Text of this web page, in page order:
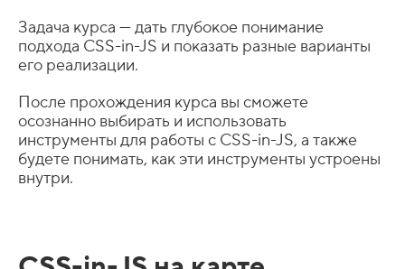
Задача курса — дать глубокое понимание
подхода CSS-in-JS и показать разные варианты
его реализации.
После прохождения курса вы сможете
осознанно выбирать и использовать
инструменты для работы с CSS-in-JS, а также
будете понимать, как эти инструменты устроены
внутри.